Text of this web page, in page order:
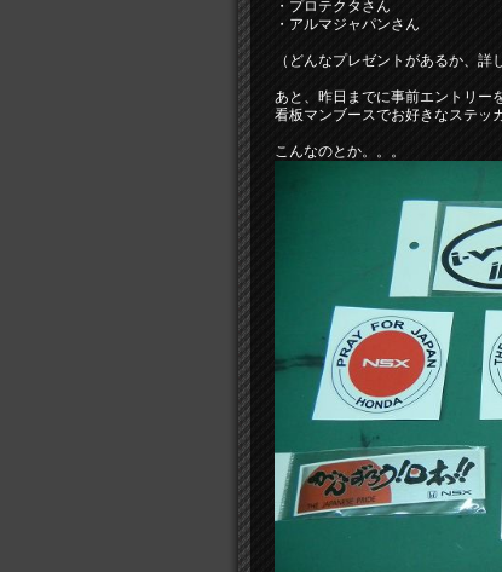
・プロテクタさん
・アルマジャパンさん
（どんなプレゼントがあるか、詳
あと、昨日までに事前エントリー
看板マンブースでお好きなステッ
こんなのとか。。。